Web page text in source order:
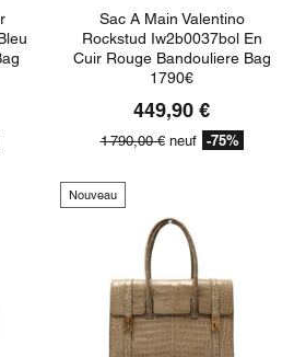
Sac A Main Valentino
Rockstud Iw2b0037bol En
Cuir Rouge Bandouliere Bag
1790€
449,90 €
1 790,00 €neuf -75%
Nouveau